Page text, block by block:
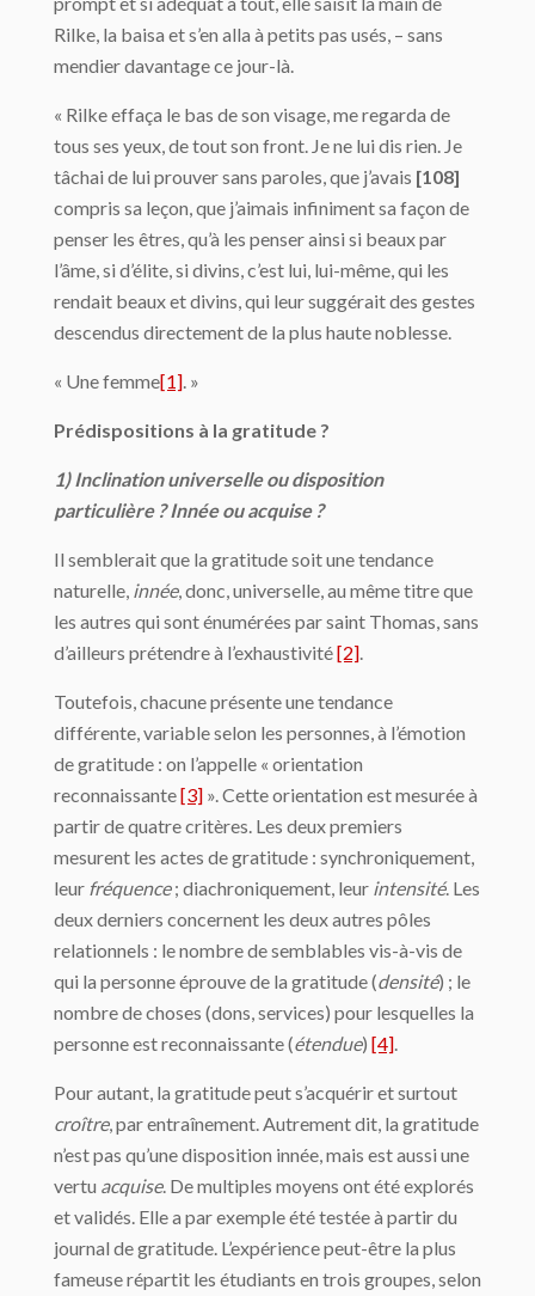
Rilke, la baisa et s’en alla à petits pas usés, – sans
mendier davantage ce jour-là.
« Rilke effaça le bas de son visage, me regarda de
tous ses yeux, de tout son front. Je ne lui dis rien. Je
tâchai de lui prouver sans paroles, que j’avais [108]
compris sa leçon, que j’aimais infiniment sa façon de
penser les êtres, qu’à les penser ainsi si beaux par
l’âme, si d’élite, si divins, c’est lui, lui-même, qui les
rendait beaux et divins, qui leur suggérait des gestes
descendus directement de la plus haute noblesse.
« Une femme[1] . »
Prédispositions à la gratitude ?
1) Inclination universelle ou disposition
particulière ? Innée ou acquise ?
Il semblerait que la gratitude soit une tendance
naturelle, innée, donc, universelle, au même titre que
les autres qui sont énumérées par saint Thomas, sans
d’ailleurs prétendre à l’exhaustivité[2]
Toutefois, chacune présente une tendance
différente, variable selon les personnes, à l’émotion
de gratitude : on l’appelle « orientation
reconnaissante[3] ». Cette orientation est mesurée à
partir de quatre critères. Les deux premiers
mesurent les actes de gratitude : synchroniquement,
leur fréquence; diachroniquement, leur intensité. Les
deux derniers concernent les deux autres pôles
relationnels : le nombre de semblables vis-à-vis de
qui la personne éprouve de la gratitude (densité) ; le
nombre de choses (dons, services) pour lesquelles la
personne est reconnaissante (étendue) [4]
Pour autant, la gratitude peut s’acquérir et surtout
croître, par entraînement. Autrement dit, la gratitude
n’est pas qu’une disposition innée, mais est aussi une
vertu acquise. De multiples moyens ont été explorés
et validés. Elle a par exemple été testée à partir du
journal de gratitude. L’expérience peut-être la plus
fameuse répartit les étudiants en trois groupes, selon